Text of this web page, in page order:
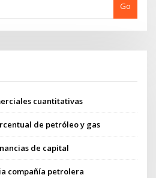
Go
cuantitativas
de petróleo y gas
de capital
compañía petrolera